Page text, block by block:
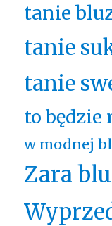
tanie
tanie
tanie
to będzie
w modnej
Zara